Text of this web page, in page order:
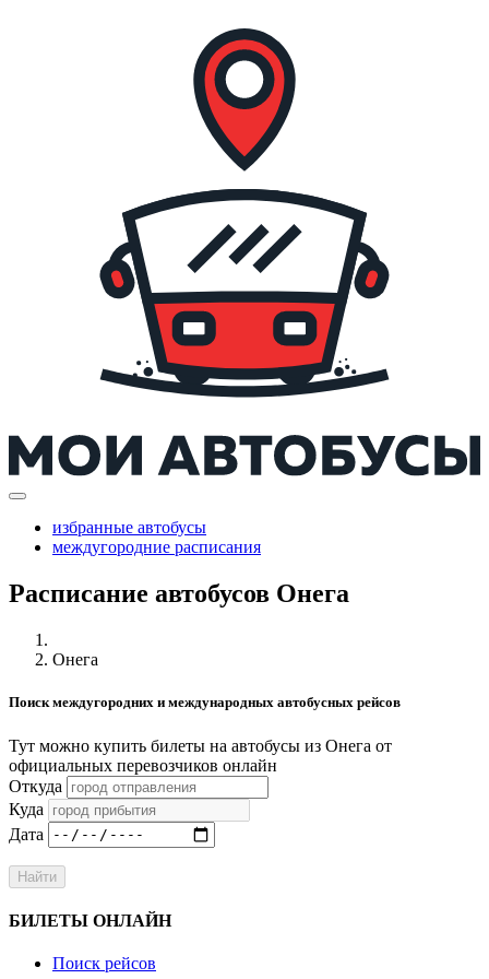
избранные автобусы
междугородние расписания
Расписание автобусов Онега
Онега
Поиск междугородних и международных автобусных рейсов
Тут можно купить билеты на автобусы из Онега от
официальных перевозчиков онлайн
Откуда
Куда
Дата
Найти
БИЛЕТЫ ОНЛАЙН
Поиск рейсов